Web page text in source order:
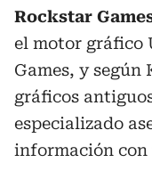
Rockstar
el motor gráfico
Games, y según
gráficos
especializado
información con